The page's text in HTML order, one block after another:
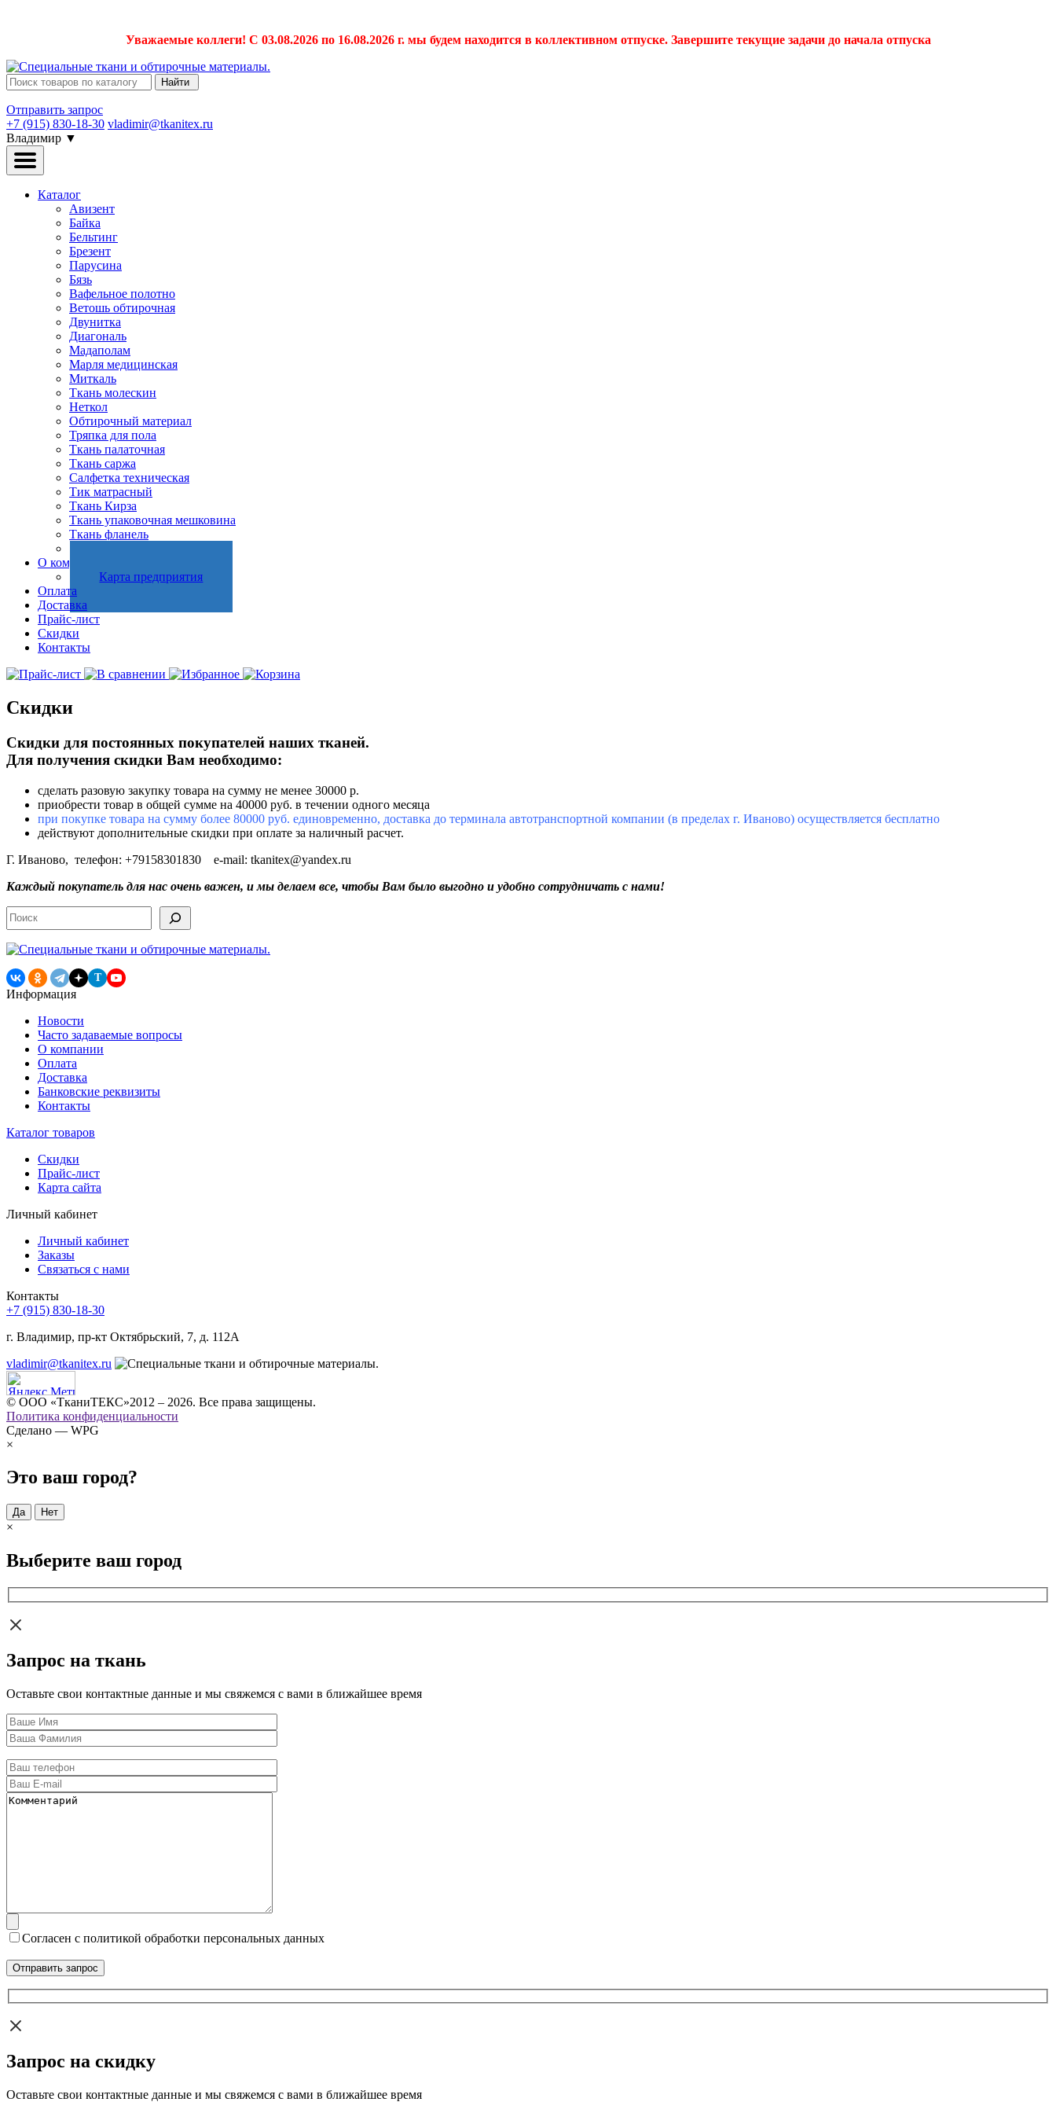
Уважаемые коллеги! С 03.08.2026 по 16.08.2026 г. мы будем находится в коллективном отпуске. Завершите текущие задачи до начала отпуска
Найти
Отправить запрос
+7 (915) 830-18-30 vladimir@tkanitex.ru
Владимир ▼
Каталог
Авизент
Байка
Бельтинг
Брезент
Парусина
Бязь
Вафельное полотно
Ветошь обтирочная
Двунитка
Диагональ
Мадаполам
Марля медицинская
Миткаль
Ткань молескин
Неткол
Обтирочный материал
Тряпка для пола
Ткань палаточная
Ткань саржа
Салфетка техническая
Тик матрасный
Ткань Кирза
Ткань упаковочная мешковина
Ткань фланель
О компании
Карта предприятия
Оплата
Доставка
Прайс-лист
Скидки
Контакты
Скидки
Скидки для постоянных покупателей наших тканей.
Для получения скидки Вам необходимо:
сделать разовую закупку товара на сумму не менее 30000 р.
приобрести товар в общей сумме на 40000 руб. в течении одного месяца
при покупке товара на сумму более 80000 руб. единовременно, доставка до терминала автотранспортной компании (в пределах г. Иваново) осуществляется бесплатно
действуют дополнительные скидки при оплате за наличный расчет.
Г. Иваново, телефон: +79158301830 e-mail: tkanitex@yandex.ru
Каждый покупатель для нас очень важен, и мы делаем все, чтобы Вам было выгодно и удобно сотрудничать с нами!
Поиск
T
Информация
Новости
Часто задаваемые вопросы
О компании
Оплата
Доставка
Банковские реквизиты
Контакты
Каталог товаров
Скидки
Прайс-лист
Карта сайта
Личный кабинет
Личный кабинет
Заказы
Связаться с нами
Контакты
+7 (915) 830-18-30
г. Владимир, пр-кт Октябрьский, 7, д. 112А
vladimir@tkanitex.ru
© ООО «ТканиТЕКС»2012 – 2026. Все права защищены.
Политика конфиденциальности
Сделано — WPG
×
Это ваш город?
Да Нет
×
Выберите ваш город
Запрос на ткань
Оставьте свои контактные данные и мы свяжемся с вами в ближайшее время
Согласен с политикой обработки персональных данных
Запрос на скидку
Оставьте свои контактные данные и мы свяжемся с вами в ближайшее время